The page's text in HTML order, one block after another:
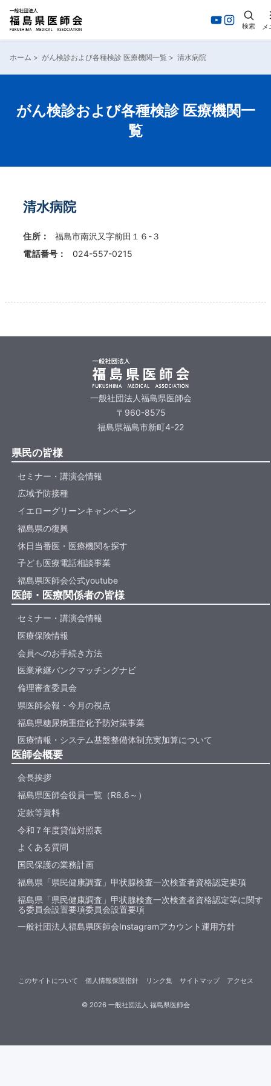
検索 メ
ホーム > がん検診および各種検診 医療機関一覧 > 清水病院
がん検診および各種検診 医療機関一
覧
清水病院
住所：
福島市南沢又字前田１６-３
電話番号：
024-557-0215
一般社団法人福島県医師会
〒960-8575
福島県福島市新町4-22
県民の皆様
セミナー・講演会情報
広域予防接種
イエローグリーンキャンペーン
福島県の復興
休日当番医・医療機関を探す
子ども医療電話相談事業
福島県医師会公式youtube
医師・医療関係者の皆様
セミナー・講演会情報
医療保険情報
会員へのお手続き方法
医業承継バンクマッチングナビ
倫理審査委員会
県医師会報・今月の視点
福島県糖尿病重症化予防対策事業
医療情報・システム基盤整備体制充実加算について
医師会概要
会長挨拶
福島県医師会役員一覧（R8.6～）
定款等資料
令和７年度貸借対照表
よくある質問
国民保護の業務計画
福島県「県民健康調査」甲状腺検査一次検査者資格認定要項
福島県「県民健康調査」甲状腺検査一次検査者資格認定等に関す
る委員会設置要項委員会設置要項
一般社団法人福島県医師会Instagramアカウント運用方針
© 2026一般社団法人 福島県医師会
このサイトについて 個人情報保護指針 リンク集 サイトマップ アクセス